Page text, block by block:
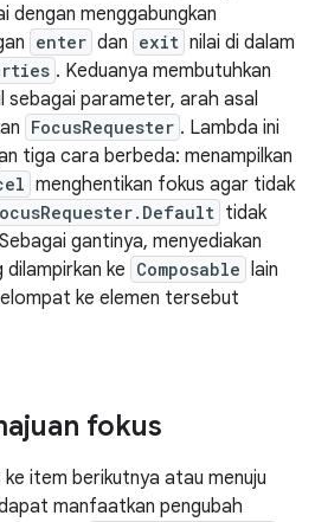
dengan menggabungkan
enter dan exit nilai di dalam
. Keduanya membutuhkan
sebagai parameter, arah asal
FocusRequester . Lambda ini
tiga cara berbeda: menampilkan
menghentikan fokus agar tidak
tidak
gantinya, menyediakan
dilampirkan ke Composable lain
ke elemen tersebut
fokus
item berikutnya atau menuju
manfaatkan pengubah